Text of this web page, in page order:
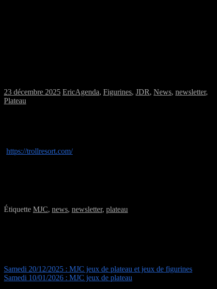
23 décembre 2025 EricAgenda, Figurines, JDR, News, newsletter,
Plateau
https://trollresort.com/), il n’y aura pas de session pendant la période
Étiquette MJC, news, newsletter, plateau
Samedi 20/12/2025 : MJC jeux de plateau et jeux de figurines
Samedi 10/01/2026 : MJC jeux de plateau